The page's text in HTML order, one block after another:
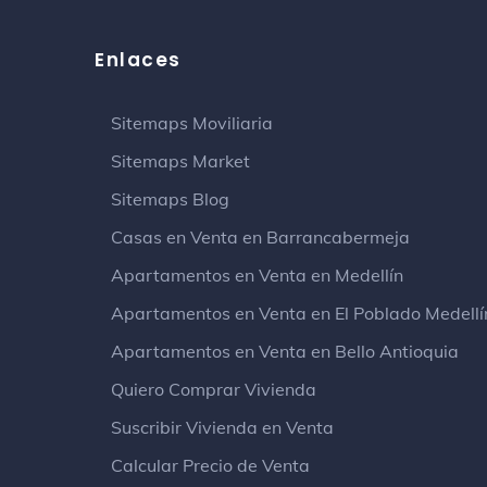
Enlaces
Sitemaps Moviliaria
Sitemaps Market
Sitemaps Blog
Casas en Venta en Barrancabermeja
Apartamentos en Venta en Medellín
Apartamentos en Venta en El Poblado
Apartamentos en Venta en Bello Antioquia
Quiero Comprar Vivienda
Suscribir Vivienda en Venta
Calcular Precio de Venta